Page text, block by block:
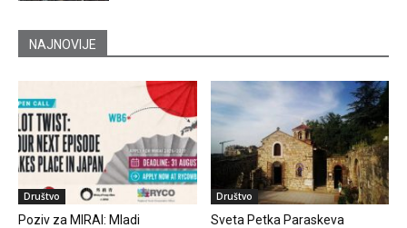
NAJNOVIJE
Društvo
Poziv za MIRAI: Mladi
Društvo
Sveta Petka Paraskeva